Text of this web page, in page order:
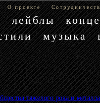
О проекте
лейблы
музыка
тяжелого рока и металла